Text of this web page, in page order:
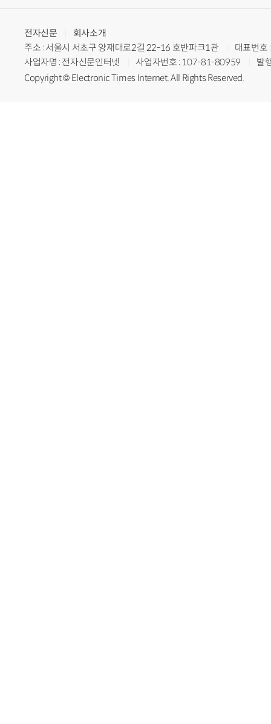
전자신문
회사소개
주소 : 서울시 서초구 양재대로2길 22-16 호반파크1관
대표번
사업자명 : 전자신문인터넷
사업자번호 : 107-81-80959
발
Copyright © Electronic Times Internet. All Rights Reserved.